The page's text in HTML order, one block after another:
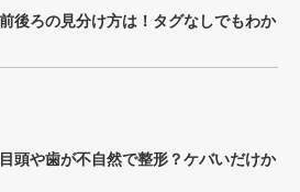
後ろの見分け方は！タグなしでもわか
頭や歯が不自然で整形？ケバいだけか